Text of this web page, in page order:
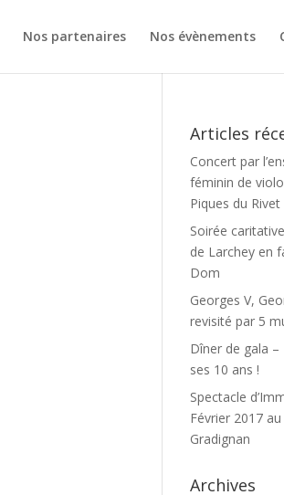
Nos partenaires Nos évènements
Articles
Concert par
féminin de
Piques du Rivet
Soirée
de Larchey en
Dom
Georges V,
revisité par 5
Dîner de gala –
ses 10 ans !
Spectacle
Février 2017
Gradignan
Archives